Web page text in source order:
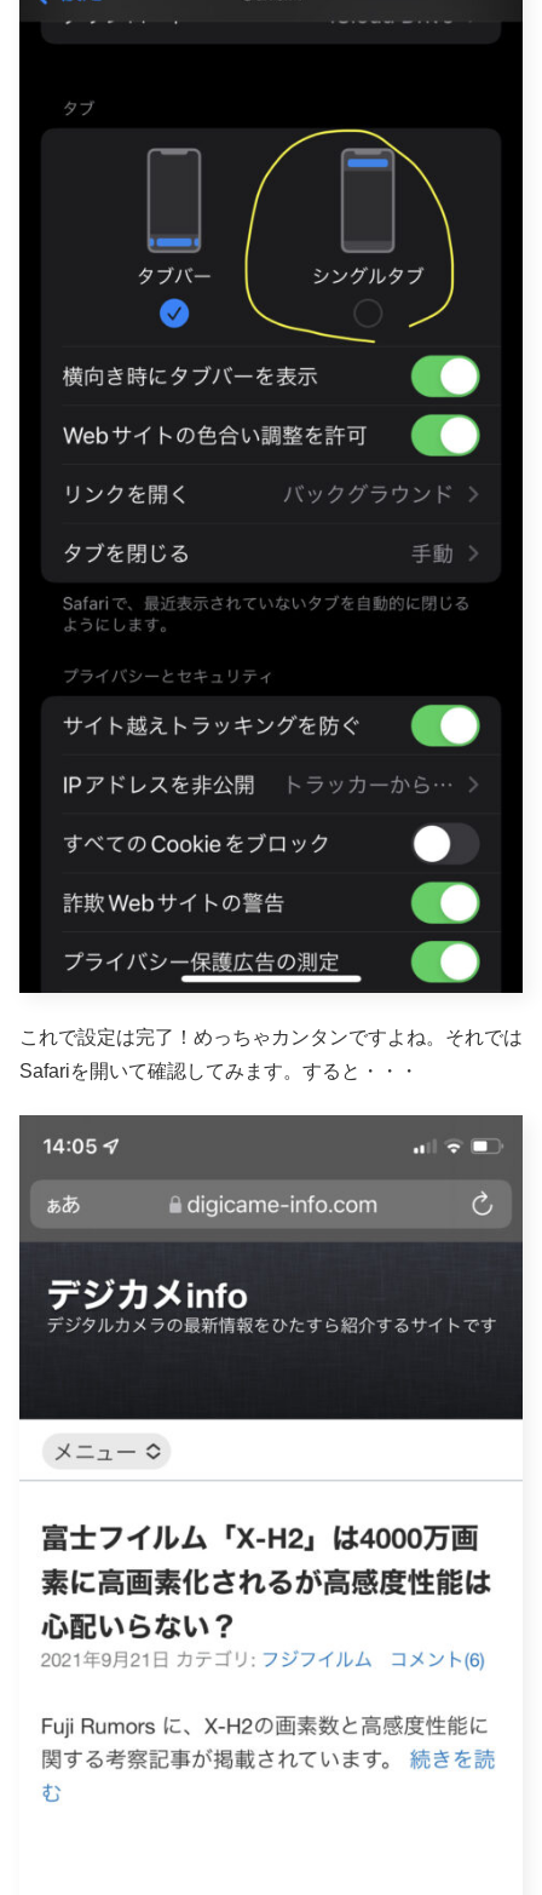
これで設定は完了！めっちゃカンタンですよね。それでは
Safariを開いて確認してみます。すると・・・